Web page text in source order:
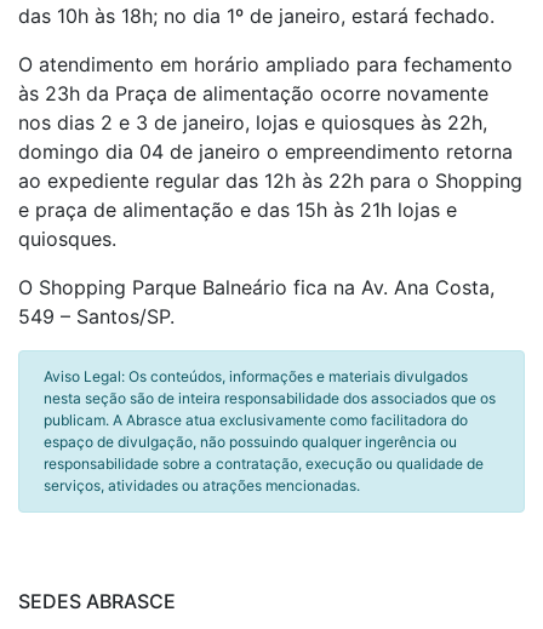
das 10h às 18h; no dia 1º de janeiro, estará fechado.
O atendimento em horário ampliado para fechamento
às 23h da Praça de alimentação ocorre novamente
nos dias 2 e 3 de janeiro, lojas e quiosques às 22h,
domingo dia 04 de janeiro o empreendimento retorna
ao expediente regular das 12h às 22h para o Shopping
e praça de alimentação e das 15h às 21h lojas e
quiosques.
O Shopping Parque Balneário fica na Av. Ana Costa,
549 – Santos/SP.
Aviso Legal: Os conteúdos, informações e materiais divulgados
nesta seção são de inteira responsabilidade dos associados que os
publicam. A Abrasce atua exclusivamente como facilitadora do
espaço de divulgação, não possuindo qualquer ingerência ou
responsabilidade sobre a contratação, execução ou qualidade de
serviços, atividades ou atrações mencionadas.
SEDES ABRASCE